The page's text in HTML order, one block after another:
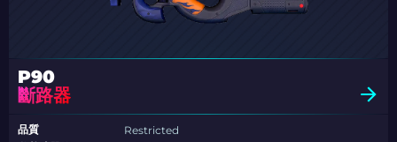
P90
斷路器
品質
Restricted